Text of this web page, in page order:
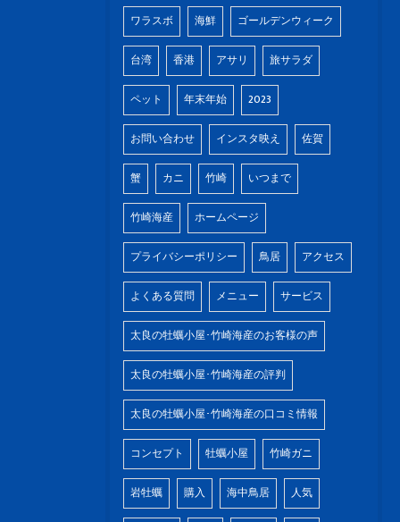
ワラスボ 海鮮 ゴールデンウィーク
台湾 香港 アサリ 旅サラダ
ペット 年末年始 2023
お問い合わせ インスタ映え 佐賀
蟹 カニ 竹崎 いつまで
竹崎海産 ホームページ
プライバシーポリシー 鳥居 アクセス
よくある質問 メニュー サービス
太良の牡蠣小屋･竹崎海産のお客様の声
太良の牡蠣小屋･竹崎海産の評判
太良の牡蠣小屋･竹崎海産の口コミ情報
コンセプト 牡蠣小屋 竹崎ガニ
岩牡蠣 購入 海中鳥居 人気